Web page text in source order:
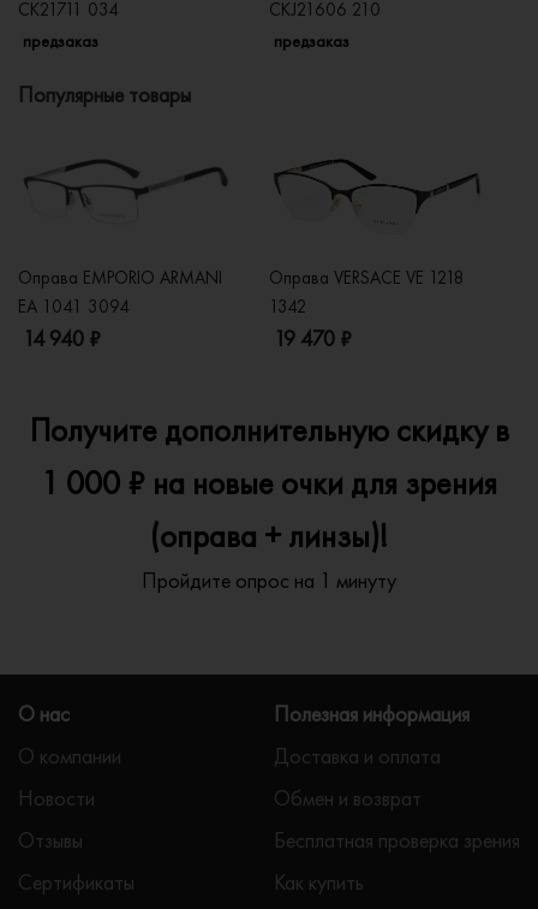
CK21711 034
предзаказ
CKJ21606 210
предзаказ
Популярные товары
Оправа EMPORIO ARMANI
EA 1041 3094
14 940 ₽
Оправа VERSACE VE 1218
1342
19 470 ₽
Получите дополнительную скидку в
1 000 ₽ на новые очки для зрения
(оправа + линзы)!
Пройдите опрос на 1 минуту
О нас
О компании
Новости
Отзывы
Сертификаты
Полезная информация
Доставка и оплата
Обмен и возврат
Бесплатная проверка зрения
Как купить